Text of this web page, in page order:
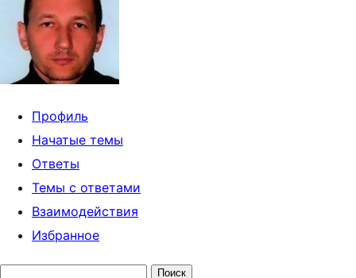
Профиль
Начатые темы
Ответы
Темы с ответами
Взаимодействия
Избранное